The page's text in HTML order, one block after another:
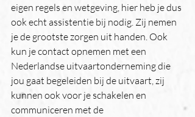
eigen regels en wetgeving, hier heb je dus
ook echt assistentie bij nodig. Zij nemen
je de grootste zorgen uit handen. Ook
kun je contact opnemen met een
Nederlandse uitvaartonderneming die
jou gaat begeleiden bij de uitvaart, zij
kunnen ook voor je schakelen en
communiceren met de